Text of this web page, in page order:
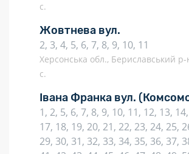
с.
Жовтнева вул.
2, 3, 4, 5, 6, 7, 8, 9, 10, 11
Херсонська обл., Бериславський
с.
Івана Франка вул.
1, 2, 5, 6, 7, 8, 9, 10, 11, 12, 13,
17, 18, 19, 20, 21, 22, 23, 24, 25,
29, 30, 31, 32, 33, 34, 35, 36, 37,